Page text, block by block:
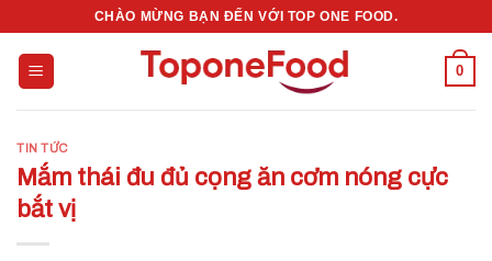
content
CHÀO MỪNG BẠN ĐẾN VỚI TOP ONE FOOD.
0
TIN TỨC
Mắm thái đu đủ cọng ăn cơm nóng cực
bắt vị